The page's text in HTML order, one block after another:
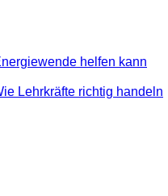
helfen kann
Lehrkräfte richtig handeln